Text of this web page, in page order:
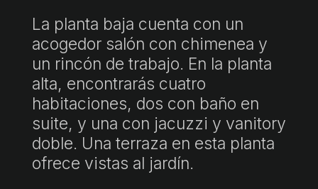
La planta baja cuenta con un
acogedor salón con chimenea y
un rincón de trabajo. En la planta
alta, encontrarás cuatro
habitaciones, dos con baño en
suite, y una con jacuzzi y vanitory
doble. Una terraza en esta planta
ofrece vistas al jardín.